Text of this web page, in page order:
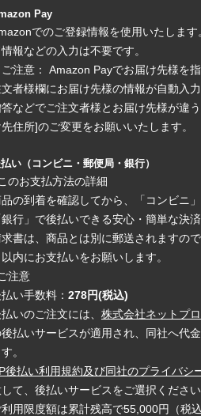
Pay
でのご登録情報を使用いたします
情報などの入力は不要です。
注意： Amazon Payでお届け先様を
者様欄にお届け先様の情報が自動入
答などでご注文者様とお届け先様が違
住所]のご変更をお願いいたします。
い（コンビニ・郵便局・銀行）
のお支払方法の詳細
の到着を確認してから、「コンビニ」
銀行」で後払いできる安心・簡単な決済
書は、商品とは別に郵送されますの
以内にお支払いをお願いします。
注意
い手数料： 278円(税込)
いのご注文には、 株式会社ネットプ
払いサービスが適用され、同社へ代
。
後払い利用規約及び同社のプライバシ
て、後払いサービスをご選択ください
利用限度額は累計残高で55,000円（税込